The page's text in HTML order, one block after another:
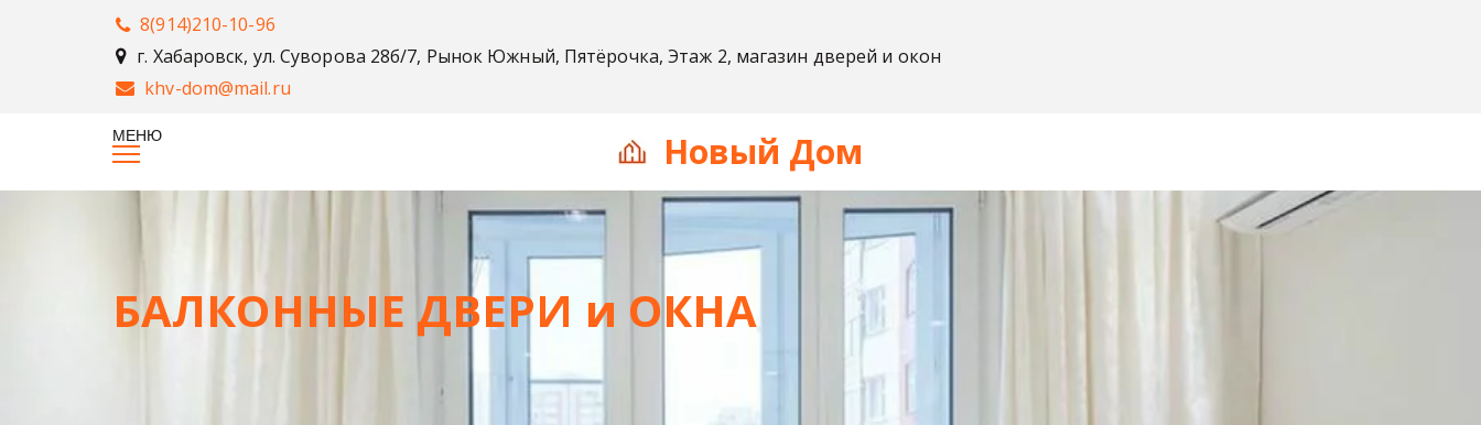
8(914)210-10-96
г. Хабаровск, ул. Суворова 28б/7, Рынок Южный, Пятёрочка, Этаж 2, магазин дверей и окон
khv-dom@mail.ru
Новый Дом
БАЛКОННЫЕ ДВЕРИ и ОКНА